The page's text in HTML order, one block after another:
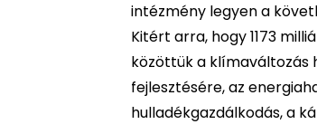
intézmény legyen a
Kitért arra, hogy 1173
közöttük a klímaváltozás
fejlesztésére, az
hulladékgazdálkodás, a